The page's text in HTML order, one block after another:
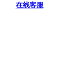
在线客服